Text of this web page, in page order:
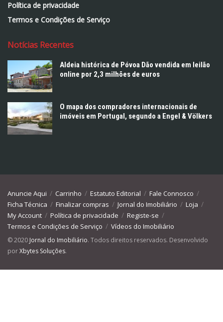
Política de privacidade
Termos e Condições de Serviço
Notícias Recentes
Aldeia histórica de Póvoa Dão vendida em leilão
online por 2,3 milhões de euros
O mapa dos compradores internacionais de
imóveis em Portugal, segundo a Engel & Völkers
Anuncie Aqui Carrinho Estatuto Editorial
Fale Connosco
Ficha Técnica
Finalizar compras Jornal do Imobiliário
Loja
My Account
Política de privacidade
Registe-se
Termos e Condições de Serviço
Vídeos do Imobiliário
© 2020 Jornal do Imobiliário. Todos direitos reservados. Desenvolvido
porXbytes Soluções.